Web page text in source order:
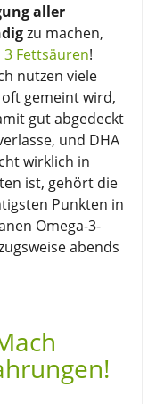
aller
zu machen,
3 Fettsäuren!
nutzen viele
gemeint wird,
gut abgedeckt
und DHA
wirklich in
ist, gehört die
Punkten in
Omega-3-
abends